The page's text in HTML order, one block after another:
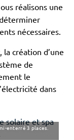
réalisons une
nécessaires.
création d’une
de
le
dans
enterré 3 places.